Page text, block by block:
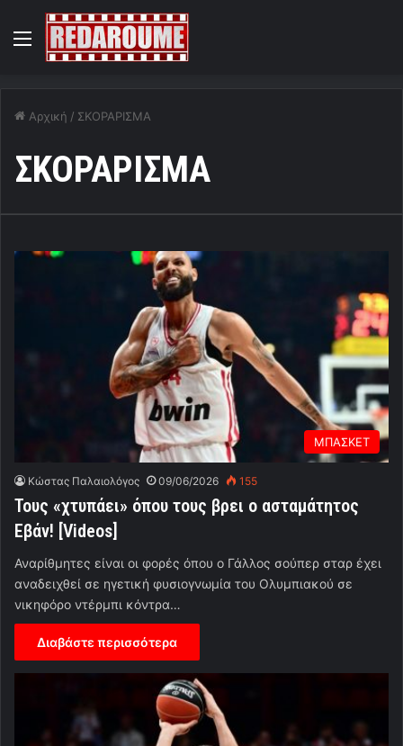
Menu
Αρχική / ΣΚΟΡΑΡΙΣΜΑ
ΣΚΟΡΑΡΙΣΜΑ
ΜΠΑΣΚΕΤ
Κώστας Παλαιολόγος 09/06/2026 155
Τους «χτυπάει» όπου τους βρει ο ασταμάτητος
Εβάν! [Videos]
Αναρίθμητες είναι οι φορές όπου ο Γάλλος σούπερ σταρ έχει
αναδειχθεί σε ηγετική φυσιογνωμία του Ολυμπιακού σε
νικηφόρο ντέρμπι κόντρα…
Διαβάστε περισσότερα